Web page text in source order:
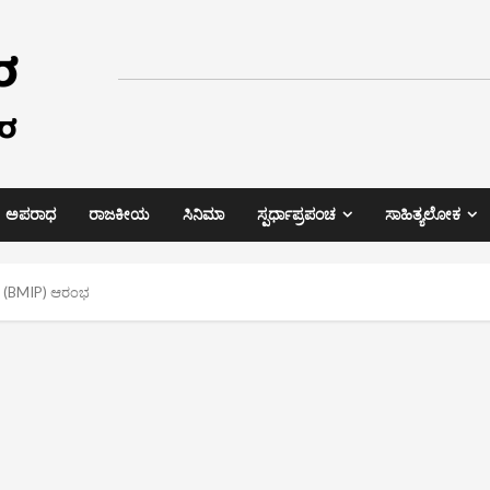
ಅಪರಾಧ ರಾಜಕೀಯ ಸಿನಿಮಾ ಸ್ಪರ್ಧಾಪ್ರಪಂಚ ಸಾಹಿತ್ಯಲೋಕ
ಆರಂಭ